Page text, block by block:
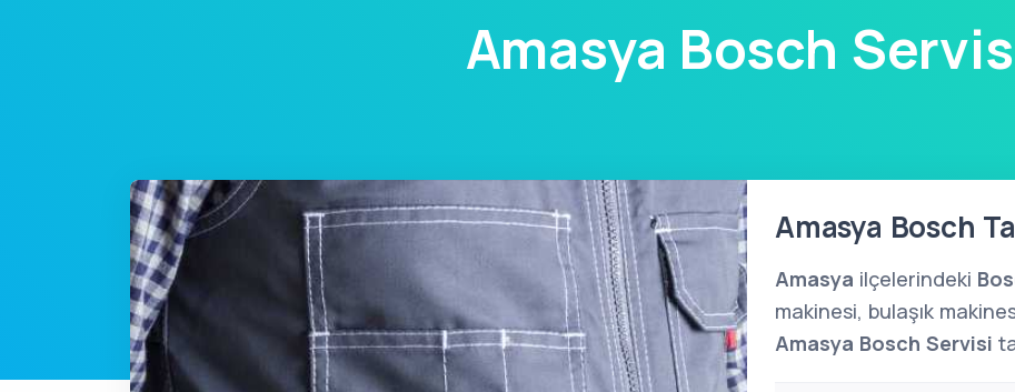
Amasya Bosch
Amasya Bosch
Amasya ilçelerindeki
makinesi, bulaşık
Amasya Bosch Servisi